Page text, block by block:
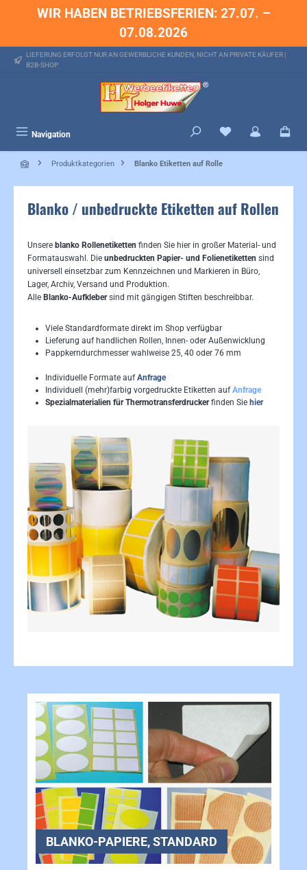
springenWIR HABEN BETRIEBSFERIEN: 27.07. –
07.08.2026
LIEFERUNG ERFOLGT NUR AN GEWERBLICHE KUNDEN, NICHT AN PRIVATE KÄUFER |
B2B-SHOP
Navigation Du hast 0 Produkte
Produktkategorien Blanko Etiketten auf Rolle
Blanko / unbedruckte Etiketten auf Rollen
Unsere blanko Rollenetiketten finden Sie hier in großer Material- und
Formatauswahl. Die unbedruckten Papier- und Folienetiketten sind
universell einsetzbar zum Kennzeichnen und Markieren in Büro,
Lager, Archiv, Versand und Produktion.
Alle Blanko-Aufkleber sind mit gängigen Stiften beschreibbar.
Viele Standardformate direkt im Shop verfügbar
Lieferung auf handlichen Rollen, Innen- oder Außenwicklung
Pappkerndurchmesser wahlweise 25, 40 oder 76 mm
Individuelle Formate aufAnfrage
Individuell (mehr)farbig vorgedruckte Etiketten aufAnfrage
Spezialmaterialien für Thermotransferdruckerfinden Sie hier
BLANKO-PAPIERE, STANDARD